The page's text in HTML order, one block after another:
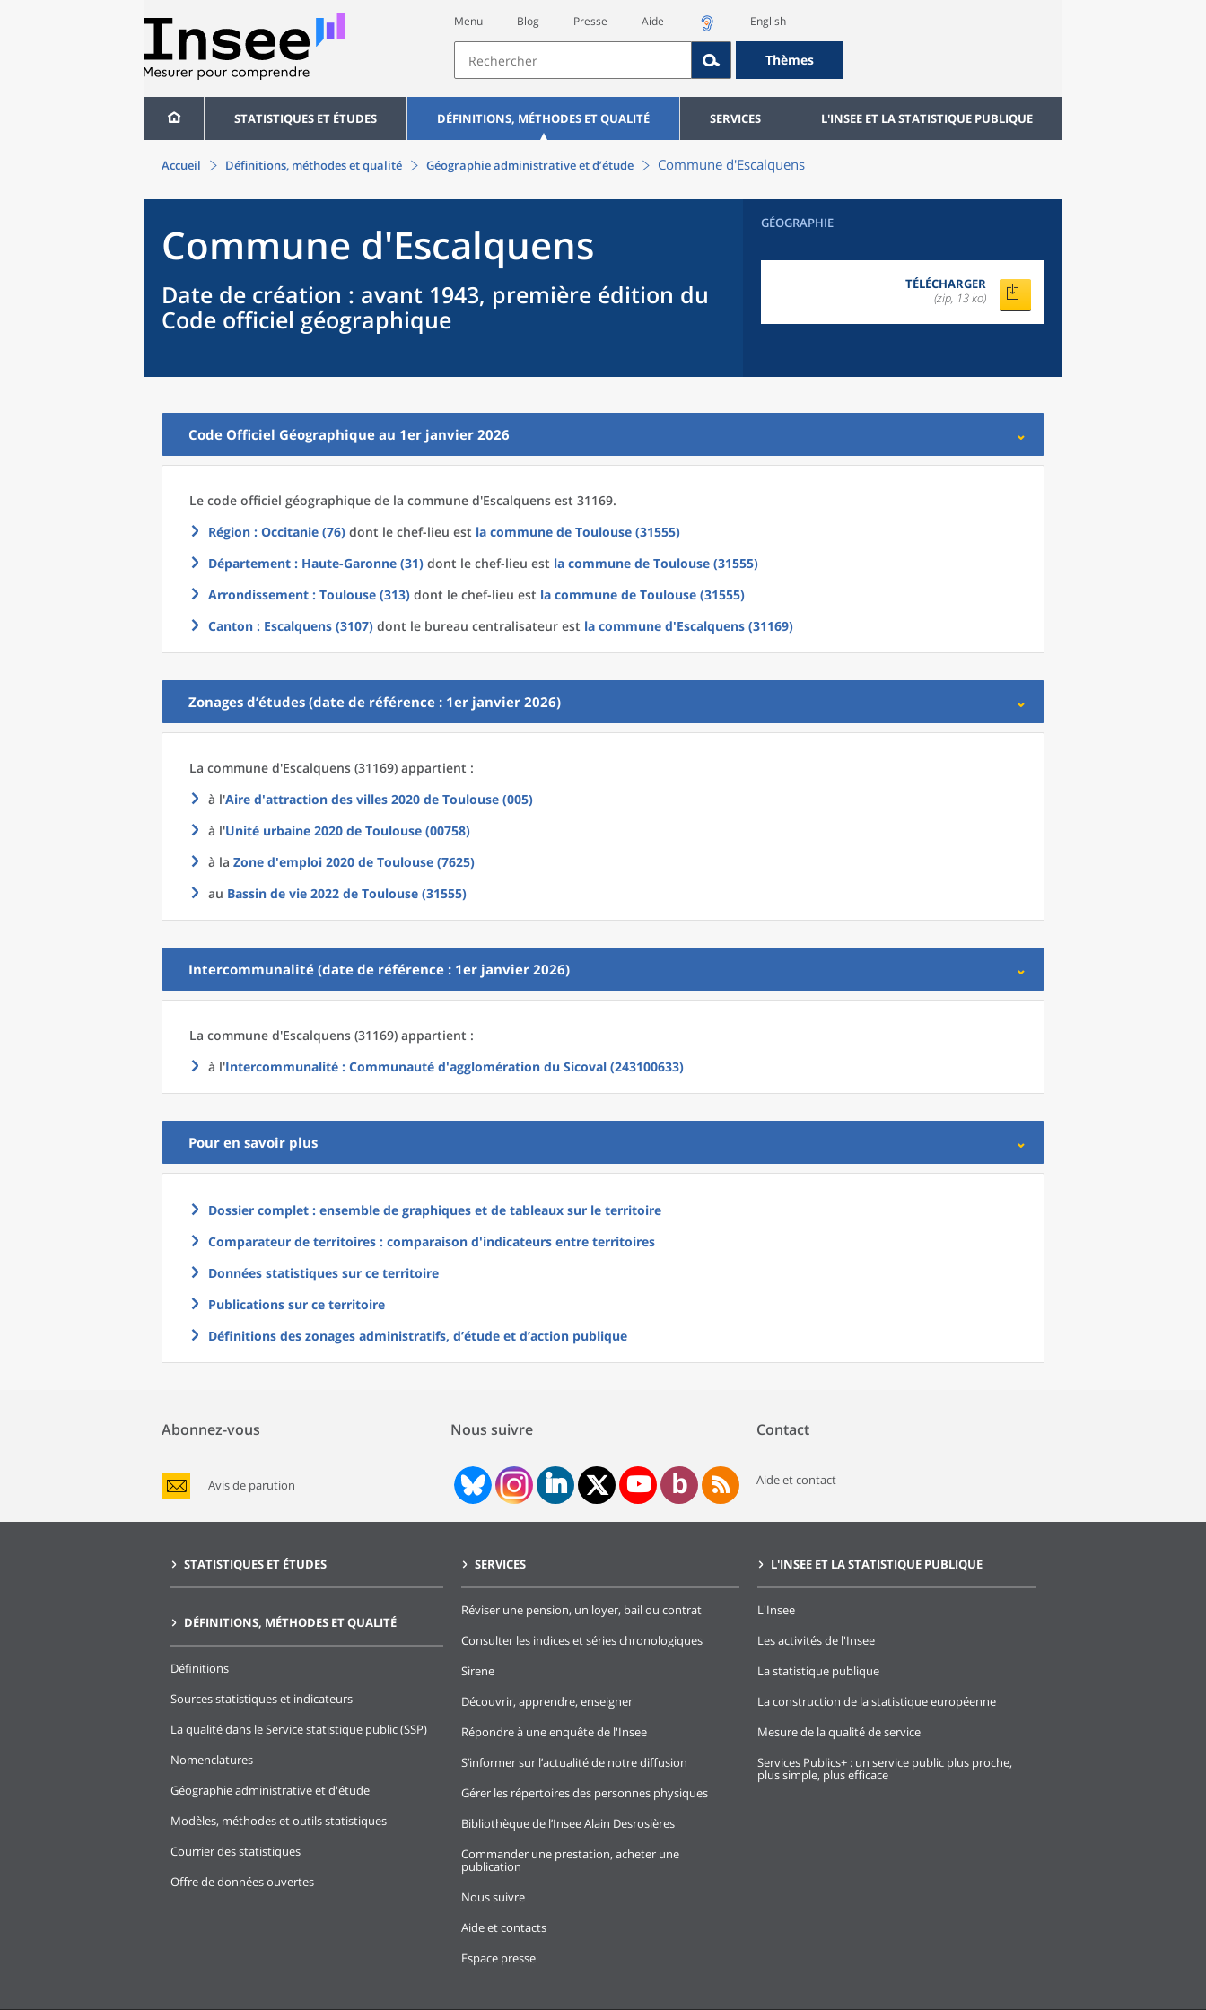
Menu Blog Presse Aide English
Thèmes
STATISTIQUES ET ÉTUDES DÉFINITIONS, MÉTHODES ET QUALITÉ SERVICES L'INSEE ET LA STATISTIQUE PUBLIQUE
Accueil Définitions, méthodes et qualité Géographie administrative et d’étude Commune d'Escalquens
Commune d'Escalquens
Date de création : avant 1943, première édition du
Code officiel géographique
GÉOGRAPHIE
TÉLÉCHARGER
(zip, 13 ko)
Code Officiel Géographique au 1er janvier 2026
Le code officiel géographique de la commune d'Escalquens est 31169.
Région : Occitanie (76) dont le chef-lieu est la commune de Toulouse (31555)
Département : Haute-Garonne (31) dont le chef-lieu est la commune de Toulouse (31555)
Arrondissement : Toulouse (313) dont le chef-lieu est la commune de Toulouse (31555)
Canton : Escalquens (3107) dont le bureau centralisateur est la commune d'Escalquens (31169)
Zonages d’études (date de référence : 1er janvier 2026)
La commune d'Escalquens (31169) appartient :
à l'Aire d'attraction des villes 2020 de Toulouse (005)
à l'Unité urbaine 2020 de Toulouse (00758)
à la Zone d'emploi 2020 de Toulouse (7625)
au Bassin de vie 2022 de Toulouse (31555)
Intercommunalité (date de référence : 1er janvier 2026)
La commune d'Escalquens (31169) appartient :
à l'Intercommunalité : Communauté d'agglomération du Sicoval (243100633)
Pour en savoir plus
Dossier complet : ensemble de graphiques et de tableaux sur le territoire
Comparateur de territoires : comparaison d'indicateurs entre territoires
Données statistiques sur ce territoire
Publications sur ce territoire
Définitions des zonages administratifs, d’étude et d’action publique
Abonnez-vous
Avis de parution
Nous suivre Contact
Aide et contact
STATISTIQUES ET ÉTUDES
DÉFINITIONS, MÉTHODES ET QUALITÉ
Définitions
Sources statistiques et indicateurs
La qualité dans le Service statistique public (SSP)
Nomenclatures
Géographie administrative et d'étude
Modèles, méthodes et outils statistiques
Courrier des statistiques
Offre de données ouvertes
SERVICES
Réviser une pension, un loyer, bail ou contrat
Consulter les indices et séries chronologiques
Sirene
Découvrir, apprendre, enseigner
Répondre à une enquête de l'Insee
S’informer sur l’actualité de notre diffusion
Gérer les répertoires des personnes physiques
Bibliothèque de l’Insee Alain Desrosières
Commander une prestation, acheter une
publication
Nous suivre
Aide et contacts
Espace presse
L'INSEE ET LA STATISTIQUE PUBLIQUE
L'Insee
Les activités de l'Insee
La statistique publique
La construction de la statistique européenne
Mesure de la qualité de service
Services Publics+ : un service public plus proche,
plus simple, plus efficace